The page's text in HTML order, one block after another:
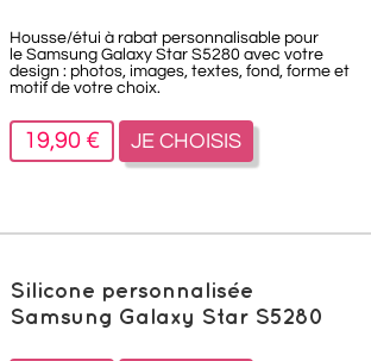
Housse/étui à rabat personnalisable pour
le Samsung Galaxy Star S5280 avec votre
design : photos, images, textes, fond, forme et
motif de votre choix.
19,90 € JE CHOISIS
Silicone personnalisée
Samsung Galaxy Star S5280